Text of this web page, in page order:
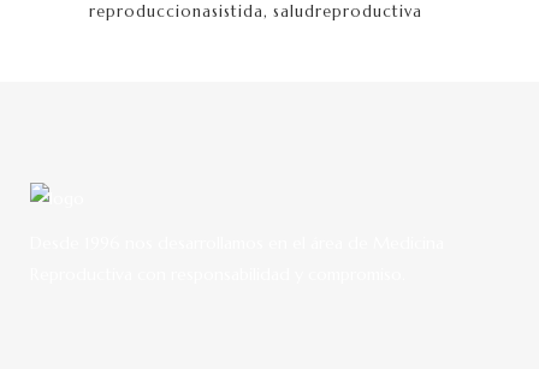
reproduccionasistida saludreproductiva